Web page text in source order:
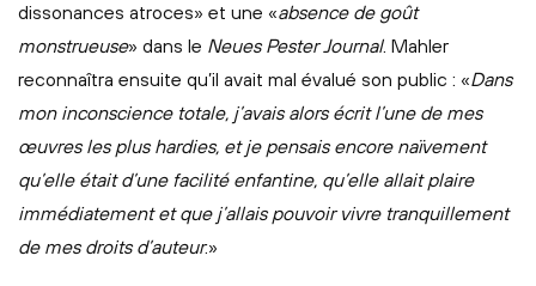
dissonances atroces» et une «absence de goût
monstrueuse» dans le Neues Pester Journal. Mahler
reconnaîtra ensuite qu’il avait mal évalué son public : «Dans
mon inconscience totale, j’avais alors écrit l’une de mes
œuvres les plus hardies, et je pensais encore naïvement
qu’elle était d’une facilité enfantine, qu’elle allait plaire
immédiatement et que j’allais pouvoir vivre tranquillement
de mes droits d’auteur.»